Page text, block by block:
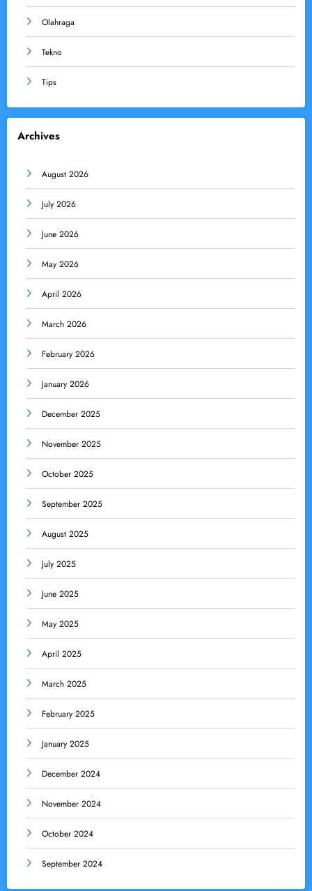
Olahraga
Tekno
Tips
Archives
August 2026
July 2026
June 2026
May 2026
April 2026
March 2026
February 2026
January 2026
December 2025
November 2025
October 2025
September 2025
August 2025
July 2025
June 2025
May 2025
April 2025
March 2025
February 2025
January 2025
December 2024
November 2024
October 2024
September 2024